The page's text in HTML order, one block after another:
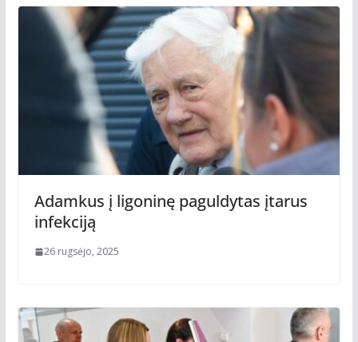
Adamkus į ligoninę paguldytas įtarus
infekciją
26 rugsėjo, 2025